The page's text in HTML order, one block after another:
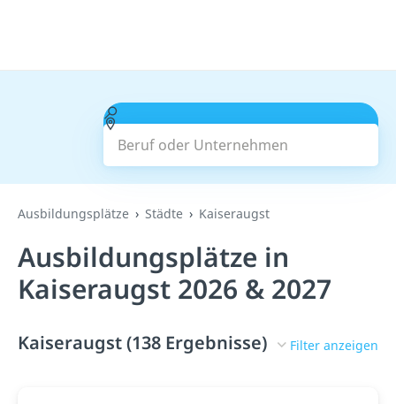
Beruf oder Unternehmen
Suchen
Ausbildungsplätze Städte Kaiseraugst
Ausbildungsplätze in
Kaiseraugst 2026 & 2027
Kaiseraugst (138 Ergebnisse) Filter anzeigen